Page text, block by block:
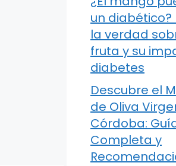
un diabético?
la verdad
fruta y su
diabetes
Descubre el
de Oliva
Córdoba:
Completa y